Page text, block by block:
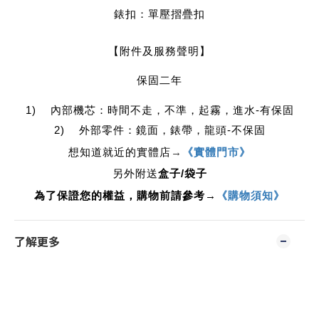
錶扣：單壓摺疊扣
【附件及服務聲明】
保固二年
1) 內部機芯：時間不走，不準，起霧，進水-有保固
2) 外部零件：鏡面，錶帶，龍頭-不保固
想知道就近的實體店 →
《實體門市》
另外附送盒子/袋子
為了保證您的權益，購物前請參考→
《購物須知》
了解更多